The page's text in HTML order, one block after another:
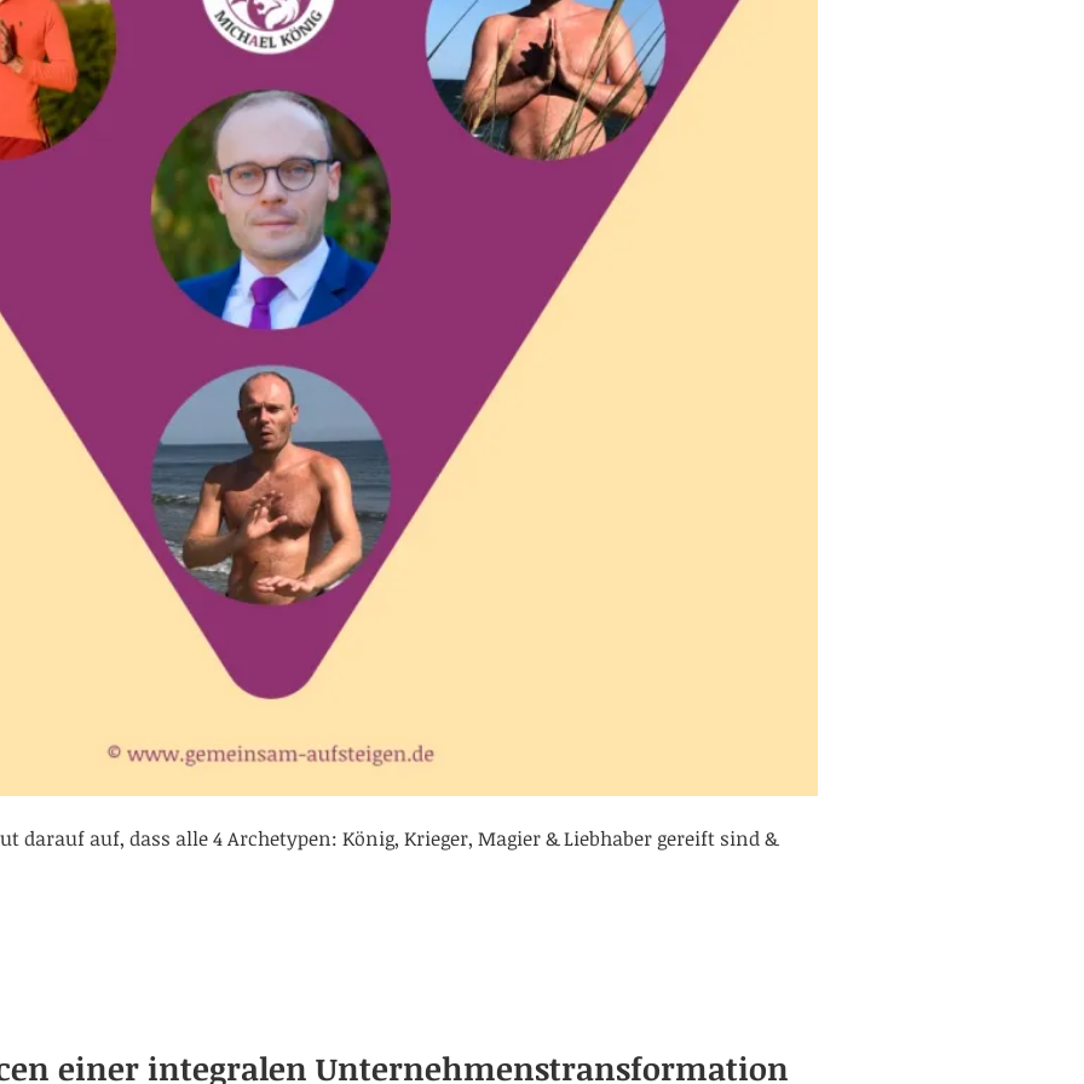
darauf auf, dass alle 4 Archetypen: König, Krieger, Magier & Liebhaber gereift sind &
einer integralen Unternehmenstransformation